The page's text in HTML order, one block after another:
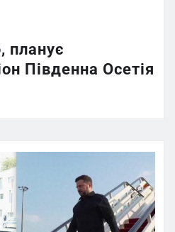
планує
Південна Осетія